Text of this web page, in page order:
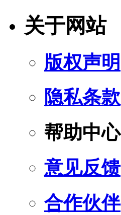
关于网站
版权声明
隐私条款
帮助中心
意见反馈
合作伙伴